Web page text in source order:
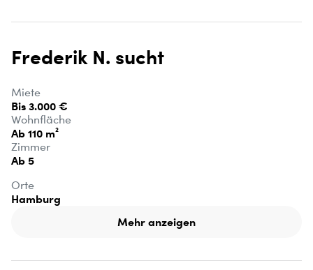
Frederik N. sucht
Miete
Bis 3.000 €
Wohnfläche
Ab 110 m²
Zimmer
Ab 5
Orte
Hamburg
Mehr anzeigen